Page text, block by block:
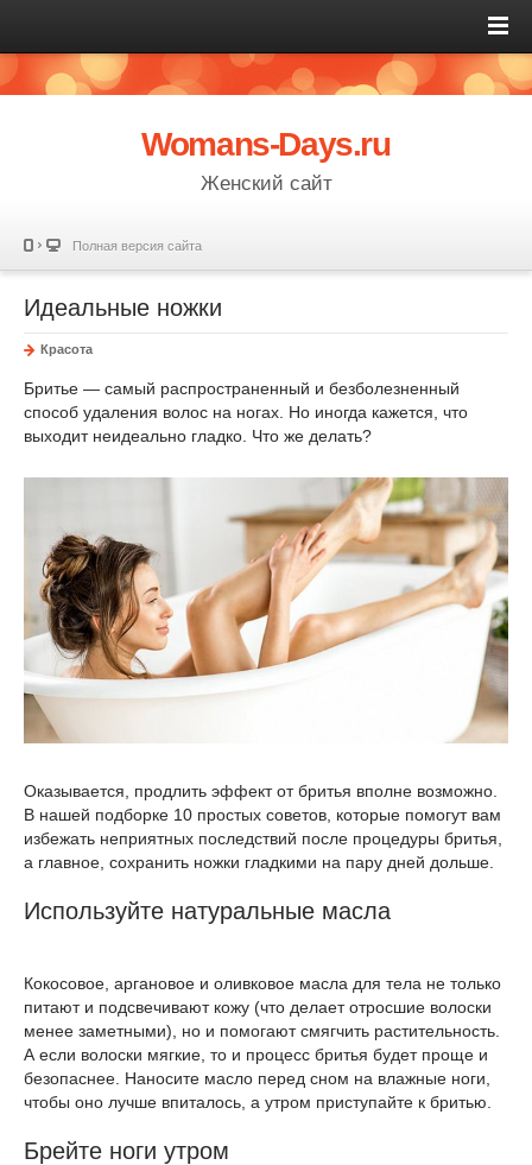
Womans-Days.ru
Женский сайт
Полная версия сайта
Идеальные ножки
Красота
Бритье — самый распространенный и безболезненный
способ удаления волос на ногах. Но иногда кажется, что
выходит неидеально гладко. Что же делать?
Оказывается, продлить эффект от бритья вполне возможно.
В нашей подборке 10 простых советов, которые помогут вам
избежать неприятных последствий после процедуры бритья,
а главное, сохранить ножки гладкими на пару дней дольше.
Используйте натуральные масла
Кокосовое, аргановое и оливковое масла для тела не только
питают и подсвечивают кожу (что делает отросшие волоски
менее заметными), но и помогают смягчить растительность.
А если волоски мягкие, то и процесс бритья будет проще и
безопаснее. Наносите масло перед сном на влажные ноги,
чтобы оно лучше впиталось, а утром приступайте к бритью.
Брейте ноги утром